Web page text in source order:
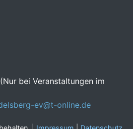
bei Veranstaltungen im
ev@t-online.de